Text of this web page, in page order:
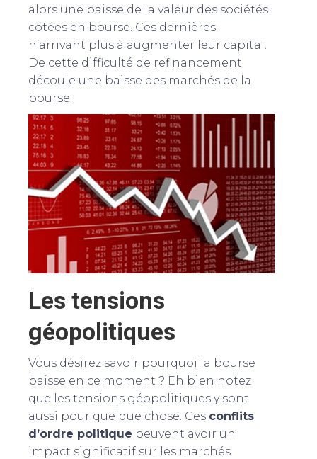
alors une baisse de la valeur des sociétés
cotées en bourse. Ces dernières
n’arrivant plus à augmenter leur capital.
De cette difficulté de refinancement
découle une baisse des marchés de la
bourse.
Les tensions
géopolitiques
Vous désirez savoir pourquoi la bourse
baisse en ce moment ? Eh bien notez
que les tensions géopolitiques y sont
aussi pour quelque chose. Ces conflits
d’ordre politique peuvent avoir un
impact significatif sur les marchés